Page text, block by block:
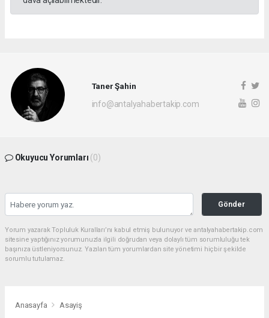
Taner Şahin
info@antalyahabertakip.com
Okuyucu Yorumları (0)
Gönder
Yorum yazarak Topluluk Kuralları’nı kabul etmiş bulunuyor ve antalyahabertakip.com
sitesine yaptığınız yorumunuzla ilgili doğrudan veya dolaylı tüm sorumluluğu tek
başınıza üstleniyorsunuz. Yazılan tüm yorumlardan site yönetimi hiçbir şekilde
sorumlu tutulamaz.
Anasayfa Asayiş